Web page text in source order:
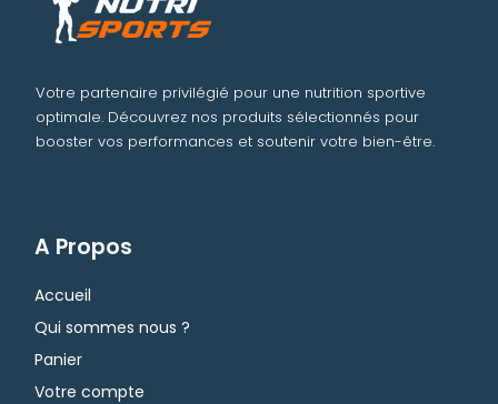
Votre partenaire privilégié pour une nutrition sportive
optimale. Découvrez nos produits sélectionnés pour
booster vos performances et soutenir votre bien-être.
A Propos
Accueil
Qui sommes nous ?
Panier
Votre compte